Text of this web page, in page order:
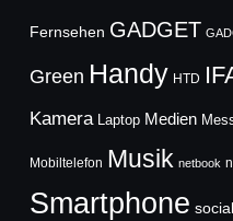
Fernsehen GADGET
Green Handy HTD
Kamera Laptop Medien
Mobiltelefon Musik netbook
Smartphone